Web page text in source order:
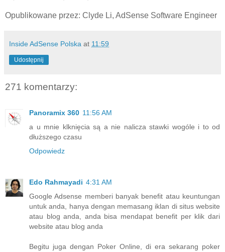
Opublikowane przez: Clyde Li, AdSense Software Engineer
Inside AdSense Polska at 11:59
Udostępnij
271 komentarzy:
Panoramix 360 11:56 AM
a u mnie klknięcia są a nie nalicza stawki wogóle i to od
dłuższego czasu
Odpowiedz
Edo Rahmayadi 4:31 AM
Google Adsense memberi banyak benefit atau keuntungan
untuk anda, hanya dengan memasang iklan di situs website
atau blog anda, anda bisa mendapat benefit per klik dari
website atau blog anda
Begitu juga dengan Poker Online, di era sekarang poker